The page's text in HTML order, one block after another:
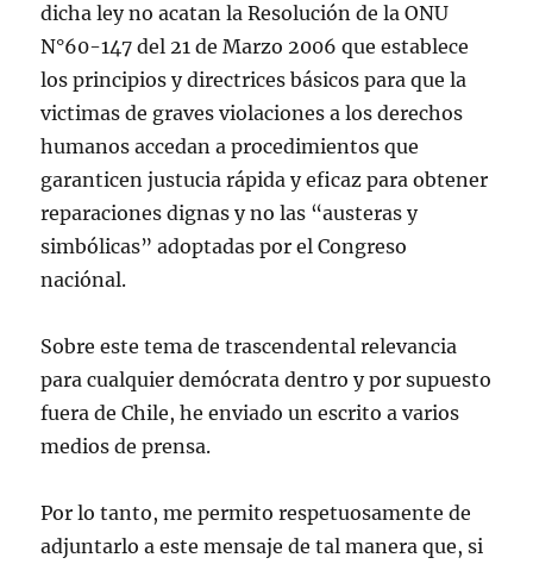
dicha ley no acatan la Resolución de la ONU
N°60-147 del 21 de Marzo 2006 que establece
los principios y directrices básicos para que la
victimas de graves violaciones a los derechos
humanos accedan a procedimientos que
garanticen justucia rápida y eficaz para obtener
reparaciones dignas y no las “austeras y
simbólicas” adoptadas por el Congreso
naciónal.
Sobre este tema de trascendental relevancia
para cualquier demócrata dentro y por supuesto
fuera de Chile, he enviado un escrito a varios
medios de prensa.
Por lo tanto, me permito respetuosamente de
adjuntarlo a este mensaje de tal manera que, si